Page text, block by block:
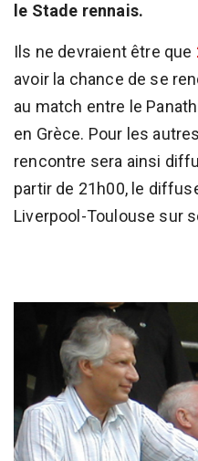
le Stade rennais.
Ils ne devraient être que
avoir la chance de se
au match entre le
en Grèce. Pour les
rencontre sera ainsi
partir de 21h00, le
Liverpool-Toulouse sur